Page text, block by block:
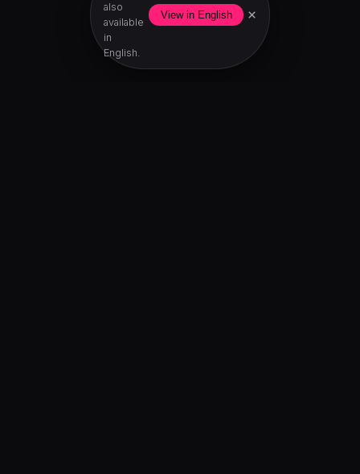
also
available
in
English.
View in English ×